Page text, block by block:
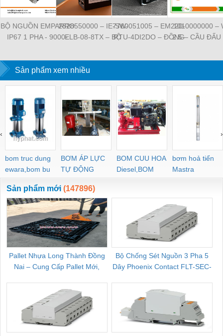
BỘ NGUỒN EMPARRO
IP67 1 PHA - 9000-
EMPARRO IP67
POWER SUPPLY 1-
PHASE
2828550000 – IE-SW-
ELB-08-8TX – BỘ
RJ45 – WEIDMULLER
7760051005 – EM220-
RTU-4DI2DO – ĐỒNG
ĐO ĐIỆN ÁP –
1010000000 –
2.5 – CẦU ĐẤU
Sản phẩm xem nhiều
bom truc dung
ewara,bom bu
ewara
BƠM ÁP LỰC
TỰ ĐỘNG
BOM CUU HOA
Diesel,BOM
CHUA CHAY
bơm hoả tiển
Mastra
‹ ›
Sản phẩm mới (147896)
Pallet Nhựa Long Thành Đồng
Nai – Cung Cấp Pallet Mới,
Bộ Chống Sét Nguồn 3 Pha 5
Dây Phoenix Contact FLT-SEC-